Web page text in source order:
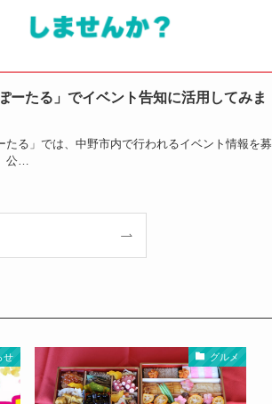
ーたる」でイベント告知に活用してみま
たる」では、中野市内で行われるイベント情報を募
公…
せ グルメ